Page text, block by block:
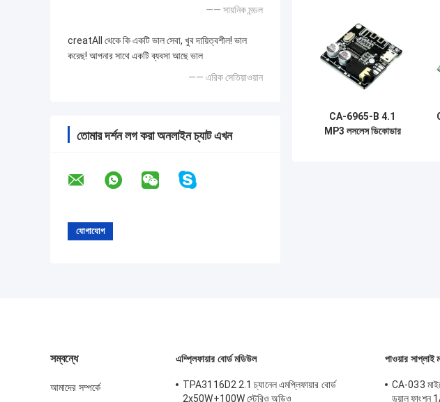
—— সায়নিক মন্ডল
creatAll থেকে কি একটি ভাল সেবা, খুব দায়িত্বশীল! ভাল
করেছ! আপনার সাথে একটি ব্যবসা আছে ভাল
—— এরিক সেতিয়াওয়ান
তোমার দর্শন লগ করা অনলাইন চ্যাট এখন
CA-6965-B 4.1
MP3 লসলেস ডিকোডার
সম্বন্ধে
আমাদের সম্পর্কে
এম্প্লিফায়ার বোর্ড মডিউল
TPA3116D2 2.1 চ্যানেল এমপ্লিফায়ার বোর্ড
2x50W+100W স্টেরিও অডিও
পাওয়ার সাপ্লাই
CA-033
ডুয়াল ফাংশন